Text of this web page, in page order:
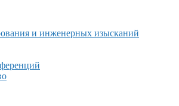
и инженерных изысканий